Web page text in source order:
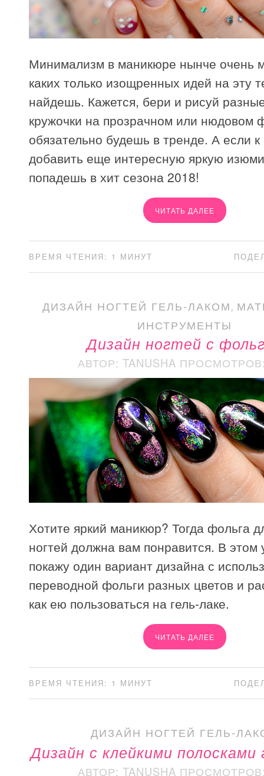
Минимализм в маникюре нынче очень
каких только изощренных идей на эту
найдешь. Кажется, бери и рисуй
кружочки на прозрачном или нюдовом
обязательно будешь в тренде. А если
добавить еще интересную яркую
попадешь в хит сезона 2018!
ЧИТАТЬ ДАЛЕЕ
ВРЕМЯ ЧТЕНИЯ: 1 МИНУТ
ДИЗАЙН НОГТЕЙ ГЕЛЬ-ЛАКОМ,
ИНСТРУМЕНТЫ
Дизайн ногтей с
АВТОР: TANUSHA
Хотите яркий маникюр? Тогда фольга
ногтей должна вам понравится. В этом
покажу один вариант дизайна с
переводной фольги разных цветов и
как ею пользоваться на гель-лаке.
ЧИТАТЬ ДАЛЕЕ
ВРЕМЯ ЧТЕНИЯ: 1 МИНУТ
ДИЗАЙН НОГТЕЙ ГЕЛЬ-
Дизайн с клейкими
АВТОР: TANUSHA